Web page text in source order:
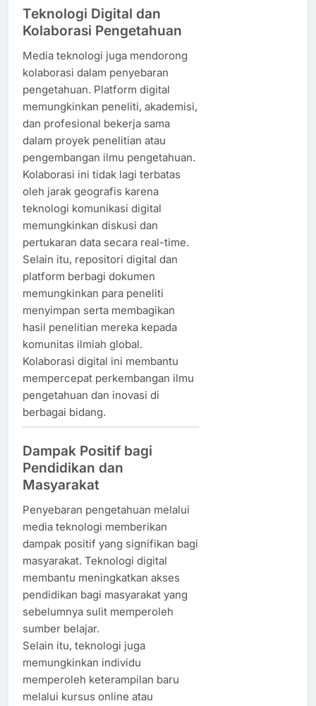
Teknologi Digital dan
Kolaborasi Pengetahuan
Media teknologi juga mendorong
kolaborasi dalam penyebaran
pengetahuan. Platform digital
memungkinkan peneliti, akademisi,
dan profesional bekerja sama
dalam proyek penelitian atau
pengembangan ilmu pengetahuan.
Kolaborasi ini tidak lagi terbatas
oleh jarak geografis karena
teknologi komunikasi digital
memungkinkan diskusi dan
pertukaran data secara real-time.
Selain itu, repositori digital dan
platform berbagi dokumen
memungkinkan para peneliti
menyimpan serta membagikan
hasil penelitian mereka kepada
komunitas ilmiah global.
Kolaborasi digital ini membantu
mempercepat perkembangan ilmu
pengetahuan dan inovasi di
berbagai bidang.
Dampak Positif bagi
Pendidikan dan
Masyarakat
Penyebaran pengetahuan melalui
media teknologi memberikan
dampak positif yang signifikan bagi
masyarakat. Teknologi digital
membantu meningkatkan akses
pendidikan bagi masyarakat yang
sebelumnya sulit memperoleh
sumber belajar.
Selain itu, teknologi juga
memungkinkan individu
memperoleh keterampilan baru
melalui kursus online atau